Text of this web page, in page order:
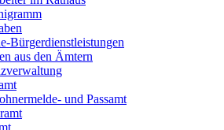
Bürgerdienstleistungen
aus den Ämtern
und Passamt